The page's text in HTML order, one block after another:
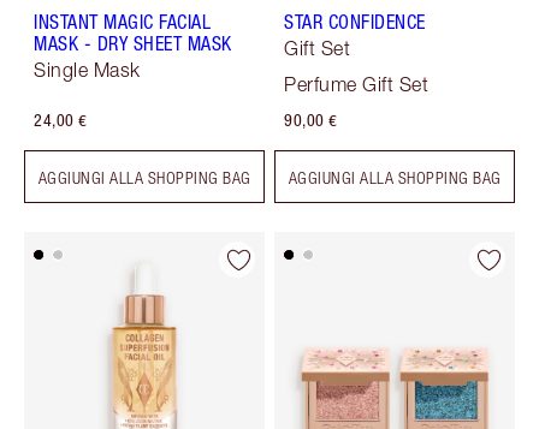
INSTANT MAGIC FACIAL
MASK - DRY SHEET MASK
Single Mask
24,00 €
AGGIUNGI ALLA SHOPPING BAG
STAR CONFIDENCE
Gift Set
Perfume Gift Set
90,00 €
AGGIUNGI ALLA SHOPPING BAG